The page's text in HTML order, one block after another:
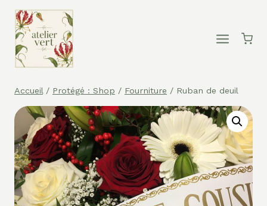
Aller
contenu
Accueil / Protégé : Shop / Fourniture / Ruban de deuil